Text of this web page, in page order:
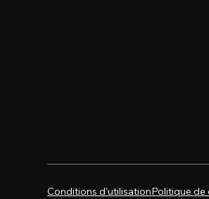
Conditions d'utilisationPolitique